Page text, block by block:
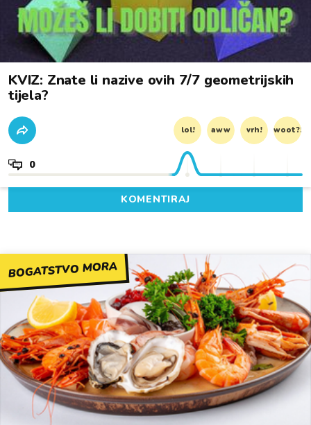
KVIZ: Znate li nazive ovih 7/7 geometrijskih
tijela?
lol! aww vrh! woot?!
0
KOMENTIRAJ
BOGATSTVO MORA